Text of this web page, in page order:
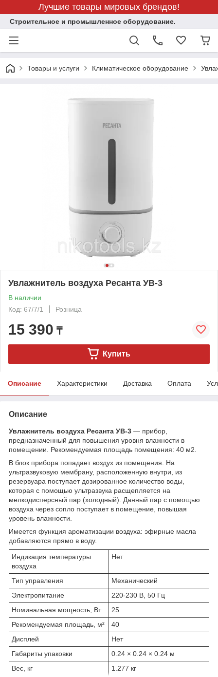
Лучшие товары мировых брендов!
Строительное и промышленное оборудование.
Товары и услуги Климатическое оборудование
Увлажнитель воздуха Ресанта УВ-3
В наличии
Код: 67/7/1
Розница
15 390 ₸
Купить
Описание Характеристики Доставка Оплата
Описание
Увлажнитель воздуха Ресанта УВ-3 — прибор,
предназначенный для повышения уровня влажности в
помещении. Рекомендуемая площадь помещения: 40 м2.
В блок прибора попадает воздух из помещения. На
ультразвуковую мембрану, расположенную внутри, из
резервуара поступает дозированное количество воды,
которая с помощью ультразвука расщепляется на
мелкодисперсный пар (холодный). Данный пар с помощью
воздуха через сопло поступает в помещение, повышая
уровень влажности.
Имеется функция ароматизации воздуха: эфирные масла
добавляются прямо в воду.
Индикация температуры
воздуха
Нет
Тип управления
Механический
Электропитание
220-230 В, 50 Гц
Номинальная мощность, Вт
25
Рекомендуемая площадь, м²
40
Дисплей
Нет
Габариты упаковки
0.24 × 0.24 × 0.24 м
Вес, кг
1.277 кг